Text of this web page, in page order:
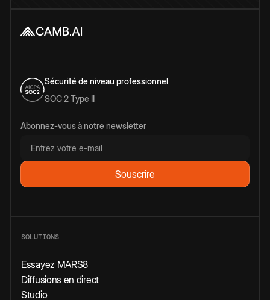
Sécurité de niveau professionnel
SOC 2 Type II
Abonnez-vous à notre newsletter
SOLUTIONS
Essayez MARS8
Diffusions en direct
Studio